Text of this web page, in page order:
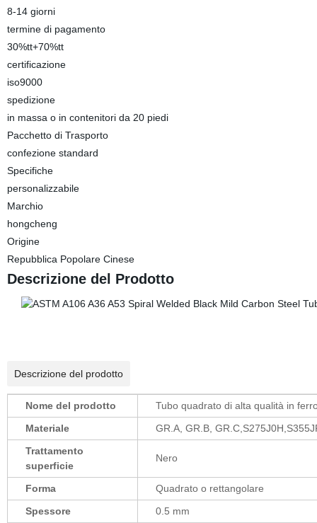
8-14 giorni
termine di pagamento
30%tt+70%tt
certificazione
iso9000
spedizione
in massa o in contenitori da 20 piedi
Pacchetto di Trasporto
confezione standard
Specifiche
personalizzabile
Marchio
hongcheng
Origine
Repubblica Popolare Cinese
Descrizione del Prodotto
Descrizione del prodotto
Nome del prodotto
Tubo quadrato di alta qualità in
Materiale
GR.A, GR.B,
Trattamento
superficie
Nero
Forma
Quadrato o rettangolare
Spessore
0.5 mm